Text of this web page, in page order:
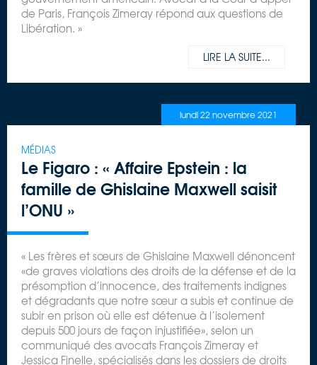
de Paris, François Zimeray répond aux questions de
Libération. »
LIRE LA SUITE...
lundi 22 novembre 2021
MÉDIAS
Le Figaro : « Affaire Epstein : la
famille de Ghislaine Maxwell saisit
l’ONU »
« Les frères et sœurs de Ghislaine Maxwell dénoncent
«de graves violations des droits de la défense et de la
présomption d’innocence, des traitements indignes
et dégradants que notre sœur a subis et continue de
subir en prison où elle est détenue à l’isolement
depuis 500 jours de façon injustifiée», selon un
communiqué des avocats François Zimeray et
Jessica Finelle, spécialisés dans les dossiers de droits